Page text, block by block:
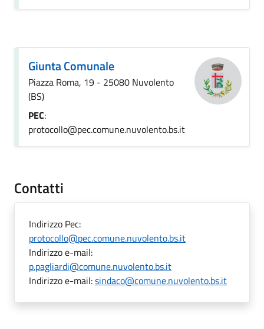
Giunta Comunale
Piazza Roma, 19 - 25080 Nuvolento
(BS)
PEC:
protocollo@pec.comune.nuvolento.bs.it
Contatti
Indirizzo Pec:
protocollo@pec.comune.nuvolento.bs.it
Indirizzo e-mail:
p.pagliardi@comune.nuvolento.bs.it
Indirizzo e-mail:sindaco@comune.nuvolento.bs.it